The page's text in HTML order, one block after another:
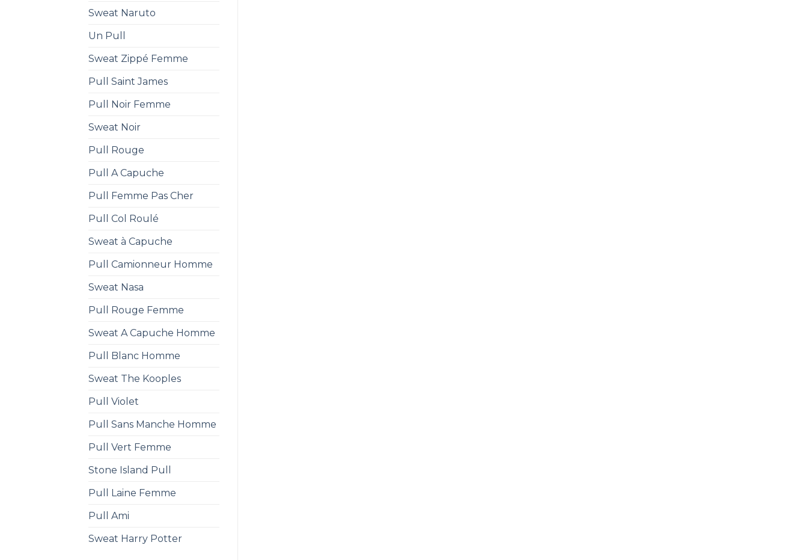
Sweat Naruto
Un Pull
Sweat Zippé Femme
Pull Saint James
Pull Noir Femme
Sweat Noir
Pull Rouge
Pull A Capuche
Pull Femme Pas Cher
Pull Col Roulé
Sweat à Capuche
Pull Camionneur Homme
Sweat Nasa
Pull Rouge Femme
Sweat A Capuche Homme
Pull Blanc Homme
Sweat The Kooples
Pull Violet
Pull Sans Manche Homme
Pull Vert Femme
Stone Island Pull
Pull Laine Femme
Pull Ami
Sweat Harry Potter